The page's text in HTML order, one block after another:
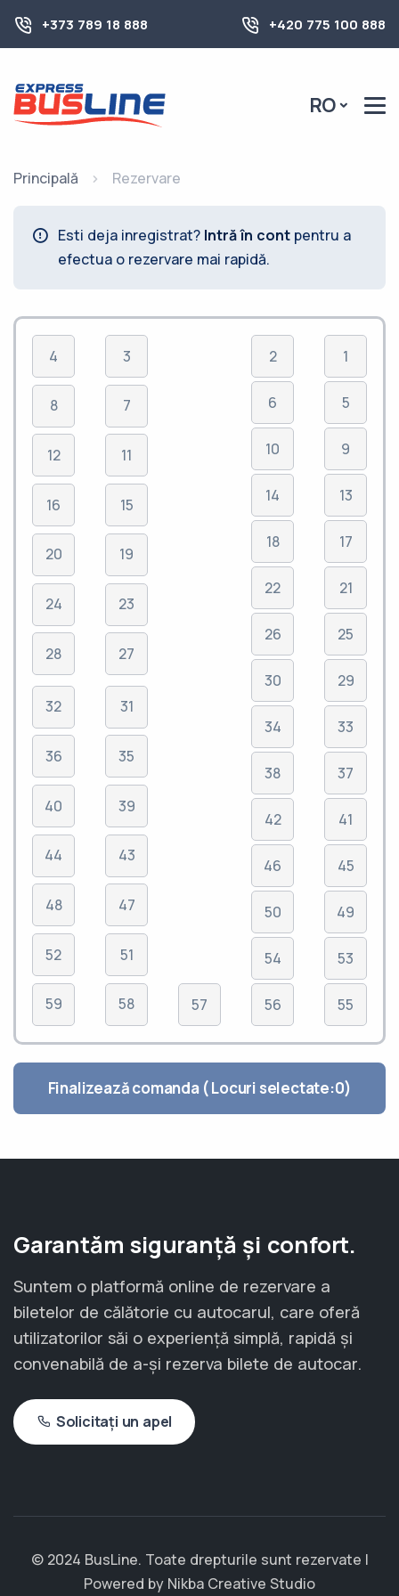
+373 789 18 888 +420 775 100 888
RO
Principală Rezervare
Esti deja inregistrat? Intră în cont pentru a
efectua o rezervare mai rapidă.
4
8
12
16
20
24
28
32
36
40
44
48
52
59
3
7
11
15
19
23
27
31
35
39
43
47
51
58 57
2
6
10
14
18
22
26
30
34
38
42
46
50
54
56
1
5
9
13
17
21
25
29
33
37
41
45
49
53
55
Finalizează comanda ( Locuri selectate:0)
Garantăm siguranță și confort.
Suntem o platformă online de rezervare a
biletelor de călătorie cu autocarul, care oferă
utilizatorilor săi o experiență simplă, rapidă și
convenabilă de a-și rezerva bilete de autocar.
Solicitați un apel
© 2024 BusLine. Toate drepturile sunt rezervate |
Powered by Nikba Creative Studio